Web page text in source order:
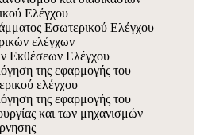
Ελέγχου
Εσωτερικού Ελέγχου
ελέγχων
Εκθέσεων Ελέγχου
της εφαρμογής του
ελέγχου
της εφαρμογής του
και των μηχανισμών